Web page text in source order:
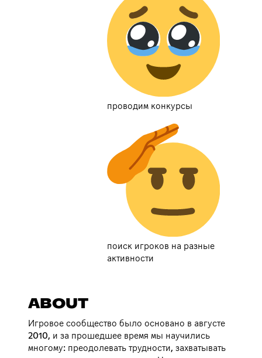
проводим конкурсы
поиск игроков на разные
активности
ABOUT
Игровое сообщество было основано в августе
2010, и за прошедшее время мы научились
многому: преодолевать трудности, захватывать